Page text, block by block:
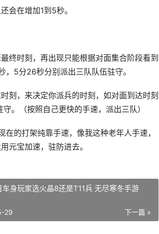
会在增加1到5秒。
终时刻，再出现只能根据对面集合阶段看到
5分26秒分别派出三队队伍驻守。
刻，来决定你派兵的时刻，如对面到达时刻
。（按照自己更快的手速，派出三队）
的打架纯靠手速，像我这种老年人手速，
元宝加速，驻防进去。
车身玩家选火晶8还是T11兵 无尽寒冬手游
下一篇 »
29